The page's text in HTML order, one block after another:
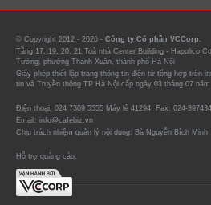
© Copyright 2012 - 2026 - Công ty Cổ phần VCCorp.
Tầng 17, 19, 20, 21 Toà nhà Center Building - Hapulico
Tưởng, phường Thanh Xuân, thành phố Hà Nội
Giấy phép thiết lập trang thông tin điện tử tổng hợp trên
tin và Truyền thông TP Hà Nội cấp ngày 03 tháng 07 năm
Điện thoại: 024 7309 5555 Máy lẻ 41294. Fax: 024-
Email: info@cafebiz.vn
Chịu trách nhiệm quản lý nội dung: Bà Nguyễn Bích Minh
Hỗ trợ quảng cáo: